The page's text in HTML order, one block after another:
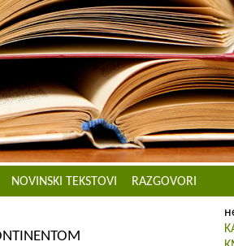
NOVINSKI TEKSTOVI RAZGOVORI